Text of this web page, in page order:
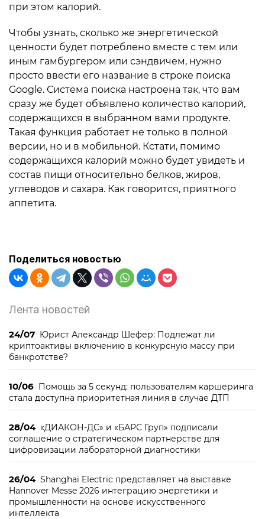
при этом калорий.
Чтобы узнать, сколько же энергетической
ценности будет потреблено вместе с тем или
иным гамбургером или сэндвичем, нужно
просто ввести его название в строке поиска
Google. Система поиска настроена так, что вам
сразу же будет объявлено количество калорий,
содержащихся в выбранном вами продукте.
Такая функция работает не только в полной
версии, но и в мобильной. Кстати, помимо
содержащихся калорий можно будет увидеть и
состав пищи относительно белков, жиров,
углеводов и сахара. Как говорится, приятного
аппетита.
Поделиться новостью
Лента новостей
24/07 Юрист Александр Шефер: Подлежат ли
криптоактивы включению в конкурсную массу при
банкротстве?
10/06 Помощь за 5 секунд: пользователям каршеринга
стала доступна приоритетная линия в случае ДТП
28/04 «ДИАКОН-ДС» и «БАРС Груп» подписали
соглашение о стратегическом партнерстве для
цифровизации лабораторной диагностики
26/04 Shanghai Electric представляет на выставке
Hannover Messe 2026 интеграцию энергетики и
промышленности на основе искусственного
интеллекта